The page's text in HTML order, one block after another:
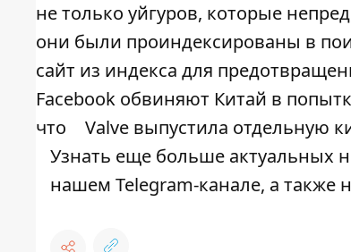
не только уйгуров, которые
они были проиндексированы в
сайт из индекса для
Facebook обвиняют Китай в
что
Valve выпустила отдельную
Узнать еще больше актуальных
нашем Telegram-канале, а также